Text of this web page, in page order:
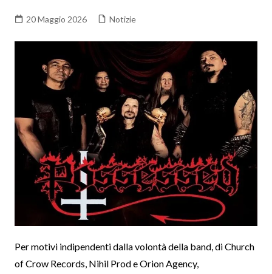
20 Maggio 2026 Notizie
Per motivi indipendenti dalla volontà della band, di Church
of Crow Records, Nihil Prod e Orion Agency,